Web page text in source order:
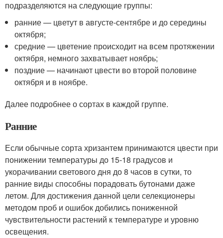
подразделяются на следующие группы:
ранние — цветут в августе-сентябре и до середины
октября;
средние — цветение происходит на всем протяжении
октября, немного захватывает ноябрь;
поздние — начинают цвести во второй половине
октября и в ноябре.
Далее подробнее о сортах в каждой группе.
Ранние
Если обычные сорта хризантем принимаются цвести при
понижении температуры до 15-18 градусов и
укорачивании светового дня до 8 часов в сутки, то
ранние виды способны порадовать бутонами даже
летом. Для достижения данной цели селекционеры
методом проб и ошибок добились пониженной
чувствительности растений к температуре и уровню
освещения.